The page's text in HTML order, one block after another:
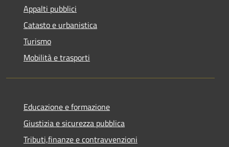
Appalti pubblici
Catasto e urbanistica
Turismo
Mobilità e trasporti
Educazione e formazione
Giustizia e sicurezza pubblica
Tributi,finanze e contravvenzioni